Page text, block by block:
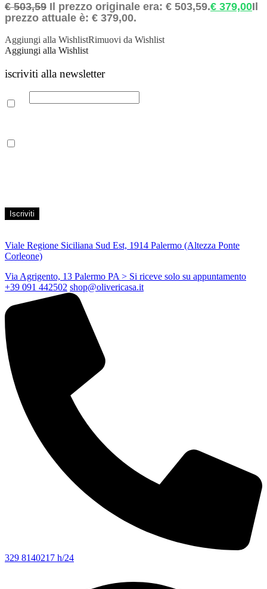
€503,59 Il prezzo originale era: € 503,59.€ 379,00Il
prezzo attuale è: € 379,00.
Aggiungi alla WishlistRimuovi da Wishlist
Aggiungi alla Wishlist
iscriviti alla newsletter
Email
Viale Regione Siciliana Sud Est, 1914 Palermo (Altezza Ponte
Corleone)
Via Agrigento, 13 Palermo PA> Si riceve solo su appuntamento
+39 091 442502 shop@olivericasa.it
329 8140217 h/24